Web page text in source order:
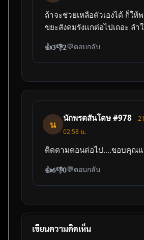
ถ้าจะช่วยเหลือตัวเองได้ ก็ให้
ขยะสังคมรังเเกต่อไปเถอะ ลำ
👍3👎2💬ตอบกลับ
น
นักพรตสันโดษ #978
02:58 น.
ติดตามตอนต่อไป….ขอบคุณ
👍6👎0💬ตอบกลับ
เขียนความคิดเห็น